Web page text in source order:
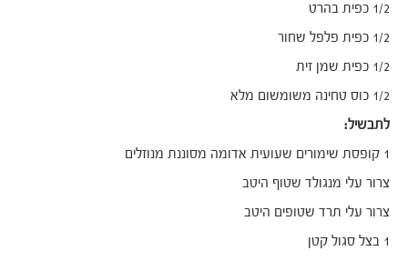
1/2 כפית בהרט
1/2 כפית פלפל שחור
1/2 כפית שמן זית
1/2 כוס טחינה משומשום מלא
לתבשיל:
1 קופסת שימורים שעועית אדומה מסוננת מנוזלים
צרור עלי מנגולד שטוף היטב
צרור עלי תרד שטופים היטב
1 בצל סגול קטן